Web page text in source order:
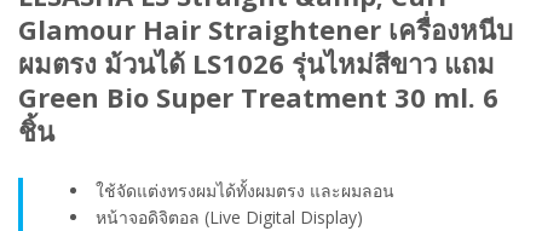
Glamour Hair Straightener เครื่องหนีบ
ผมตรง ม้วนได้ LS1026​ รุ่นไหม่สีขาว แถม
Green Bio Super Treatment 30 ml. 6
ชิ้น
ใช้จัดแต่งทรงผมได้ทั้งผมตรง และผมลอน​
หน้าจอดิจิตอล (Live Digital Display)​